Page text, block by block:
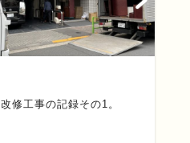
改修工事の記録その1。